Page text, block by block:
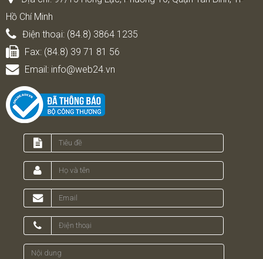
Hồ Chí Minh
Điện thoại: (84.8) 3864 1235
Fax: (84.8) 39 71 81 56
Email: info@web24.vn